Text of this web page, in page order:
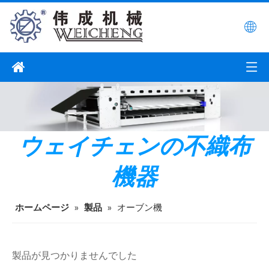
ウェイチェンの不織布
機器
ホームページ » 製品 » オーブン機
製品が見つかりませんでした